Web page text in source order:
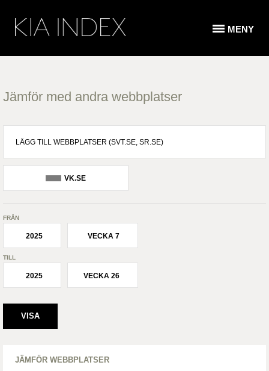
MENY
Jämför med andra webbplatser
VK.SE
FRÅN
2025 VECKA 7
TILL
2025 VECKA 26
JÄMFÖR WEBBPLATSER